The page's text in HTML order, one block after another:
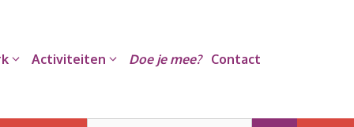
Activiteiten Doe je mee? Contact